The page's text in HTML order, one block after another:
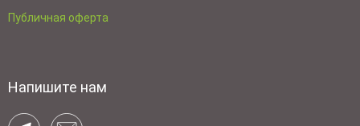
Публичная оферта
Напишите нам